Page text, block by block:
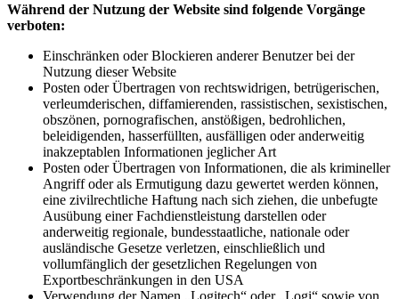
Während der Nutzung der Website sind folgende Vorgänge
verboten:
Einschränken oder Blockieren anderer Benutzer bei der
Nutzung dieser Website
Posten oder Übertragen von rechtswidrigen, betrügerischen,
verleumderischen, diffamierenden, rassistischen, sexistischen,
obszönen, pornografischen, anstößigen, bedrohlichen,
beleidigenden, hasserfüllten, ausfälligen oder anderweitig
inakzeptablen Informationen jeglicher Art
Posten oder Übertragen von Informationen, die als krimineller
Angriff oder als Ermutigung dazu gewertet werden können,
eine zivilrechtliche Haftung nach sich ziehen, die unbefugte
Ausübung einer Fachdienstleistung darstellen oder
anderweitig regionale, bundesstaatliche, nationale oder
ausländische Gesetze verletzen, einschließlich und
vollumfänglich der gesetzlichen Regelungen von
Exportbeschränkungen in den USA
Verwendung der Namen „Logitech“ oder „Logi“ sowie von